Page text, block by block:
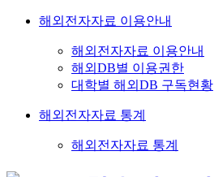
해외전자자료 이용안내
해외전자자료 이용안내
해외DB별 이용권한
대학별 해외DB 구독현황
해외전자자료 통계
해외전자자료 통계